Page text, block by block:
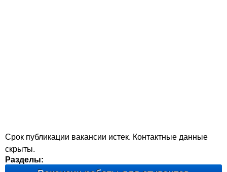
Срок публикации вакансии истек. Контактные данные
скрыты.
Разделы: